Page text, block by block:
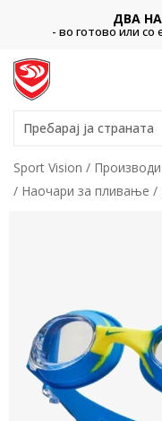
ДВА
- во готово или со
Пребарај ја страната
Sport Vision Производи
Наочари за пливање